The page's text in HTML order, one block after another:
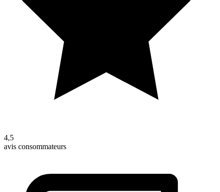
4,5
avis consommateurs